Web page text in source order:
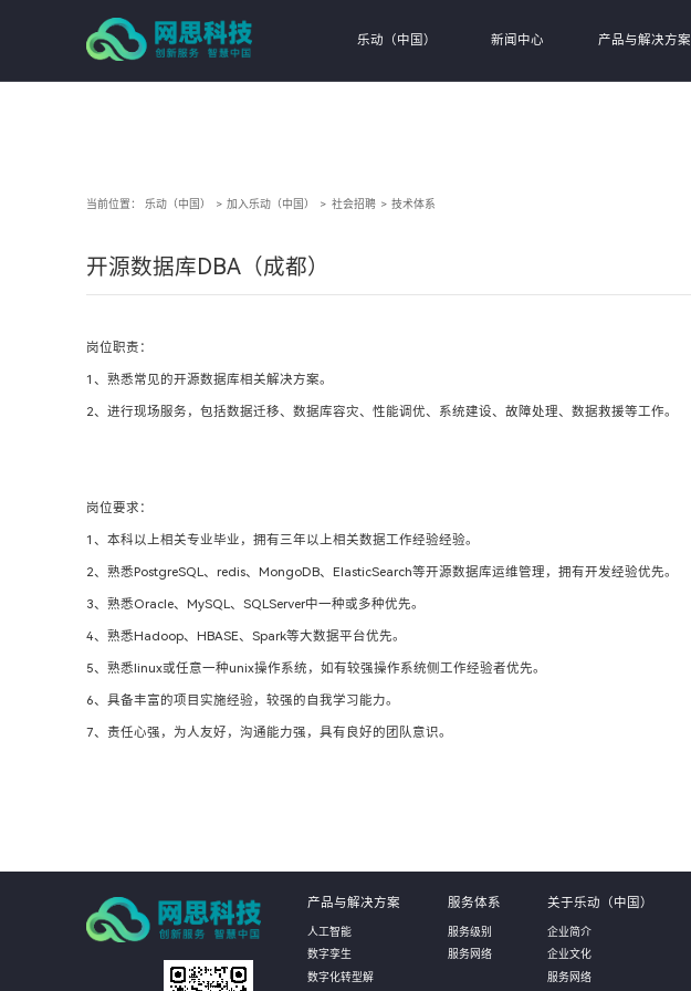
乐动（中国） 新闻中心 产品与解决方案
当前位置： 乐动（中国） > 加入乐动（中国） > 社会招聘 > 技术体系
开源数据库DBA（成都）
岗位职责：
1、熟悉常见的开源数据库相关解决方案。
2、进行现场服务，包括数据迁移、数据库容灾、性能调优、系统建设、故障处理、数据救援等工作。
岗位要求：
1、本科以上相关专业毕业，拥有三年以上相关数据工作经验经验。
2、熟悉PostgreSQL、redis、MongoDB、ElasticSearch等开源数据库运维管理，拥有开发经验优先。
3、熟悉Oracle、MySQL、SQLServer中一种或多种优先。
4、熟悉Hadoop、HBASE、Spark等大数据平台优先。
5、熟悉linux或任意一种unix操作系统，如有较强操作系统侧工作经验者优先。
6、具备丰富的项目实施经验，较强的自我学习能力。
7、责任心强，为人友好，沟通能力强，具有良好的团队意识。
产品与解决方案
人工智能
数字孪生
数字化转型解
服务体系
服务级别
服务网络
关于乐动（中国）
企业简介
企业文化
服务网络